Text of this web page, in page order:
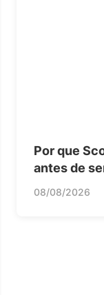
Por que
antes de
08/08/2026